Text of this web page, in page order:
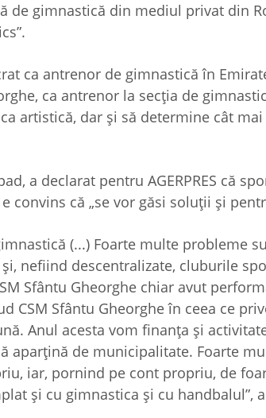
de gimnastică din mediul privat din
ca antrenor de gimnastică în
ca antrenor la secţia de
artistică, dar şi să determine cât
a declarat pentru AGERPRES că
că „se vor găsi soluţii şi
(...) Foarte multe probleme
nefiind descentralizate, cluburile
Sfântu Gheorghe chiar avut
CSM Sfântu Gheorghe în ceea ce
Anul acesta vom finanţa şi
aparţină de municipalitate. Foarte
iar, pornind pe cont propriu, de
şi cu gimnastica şi cu handbalul”,